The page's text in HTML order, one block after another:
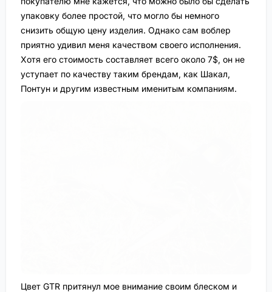
упаковку более простой, что могло бы немного
снизить общую цену изделия. Однако сам воблер
приятно удивил меня качеством своего исполнения.
Хотя его стоимость составляет всего около 7$, он не
уступает по качеству таким брендам, как Шакал,
Понтун и другим известным именитым компаниям.
Цвет GTR притянул мое внимание своим блеском и